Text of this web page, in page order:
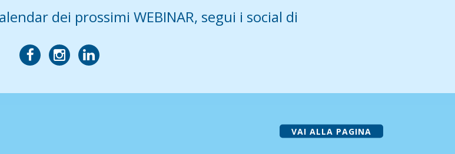
dei prossimi WEBINAR, segui i social di
VAI ALLA PAGINA